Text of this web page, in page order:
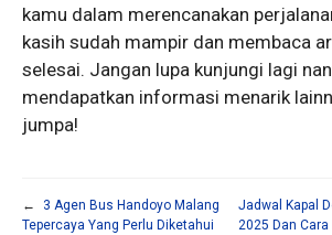
kamu dalam merencanakan
kasih sudah mampir dan membaca
selesai. Jangan lupa kunjungi lagi
mendapatkan informasi menarik
jumpa!
←
3 Agen Bus Handoyo Malang
Tepercaya Yang Perlu Diketahui
Jadwal Kapal
2025 Dan